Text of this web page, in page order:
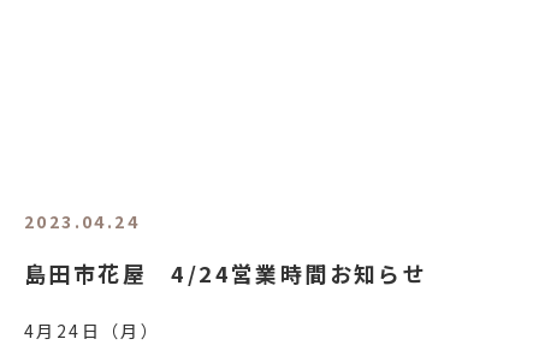
2023.04.24
島田市花屋 4/24営業時間お知らせ
4月24日（月）